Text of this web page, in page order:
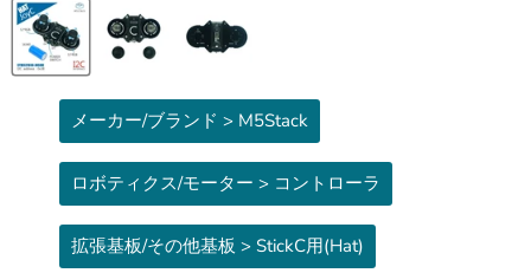
メーカー/ブランド > M5Stack
ロボティクス/モーター > コントローラ
拡張基板/その他基板 > StickC用(Hat)